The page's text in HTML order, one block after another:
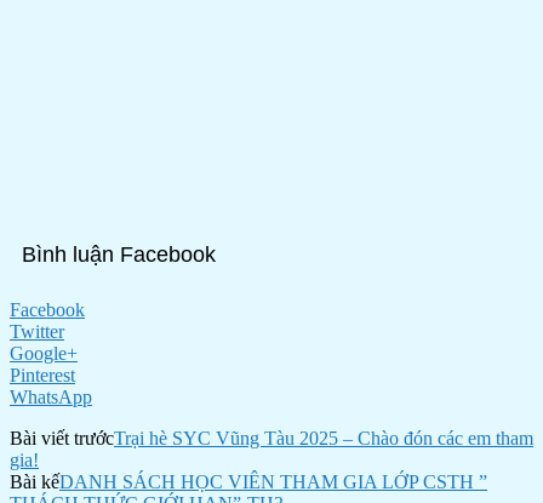
Bình luận Facebook
Facebook
Twitter
Google+
Pinterest
WhatsApp
Bài viết trướcTrại hè SYC Vũng Tàu 2025 – Chào đón các em tham
gia!
Bài kếDANH SÁCH HỌC VIÊN THAM GIA LỚP CSTH ”